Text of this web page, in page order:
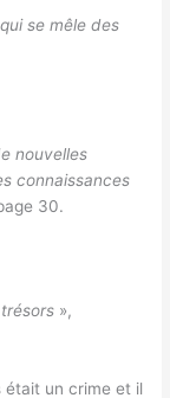
se mêle des
nouvelles
connaissances
30.
»,
était un crime et il